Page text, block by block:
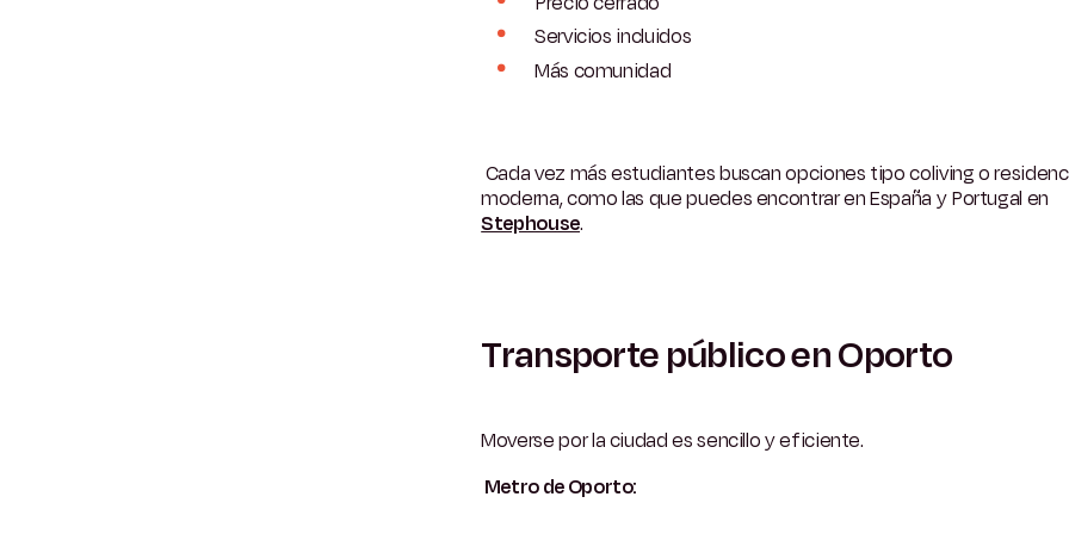
Servicios incluidos
Más comunidad
Cada vez más estudiantes buscan opciones tipo coliving o
moderna, como las que puedes encontrar en España y Portugal en
Stephouse.
Transporte público en Oporto
Moverse por la ciudad es sencillo y eficiente.
Metro de Oporto: